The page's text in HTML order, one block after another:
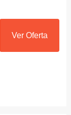
Ver Oferta